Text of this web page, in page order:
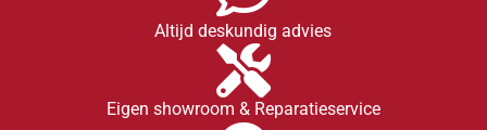
Altijd deskundig advies
Eigen showroom & Reparatieservice